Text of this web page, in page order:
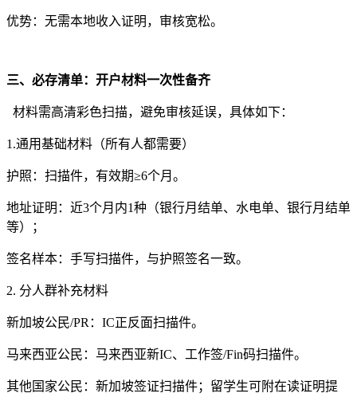
优势：无需本地收入证明，审核宽松。
三、必存清单：开户材料一次性备齐
材料需高清彩色扫描，避免审核延误，具体如下：
1.通用基础材料（所有人都需要）
护照：扫描件，有效期≥6个月。
地址证明：近3个月内1种（银行月结单、水电单、银行月结单
等）；
签名样本：手写扫描件，与护照签名一致。
2. 分人群补充材料
新加坡公民/PR：IC正反面扫描件。
马来西亚公民：马来西亚新IC、工作签/Fin码扫描件。
其他国家公民：新加坡签证扫描件；留学生可附在读证明提